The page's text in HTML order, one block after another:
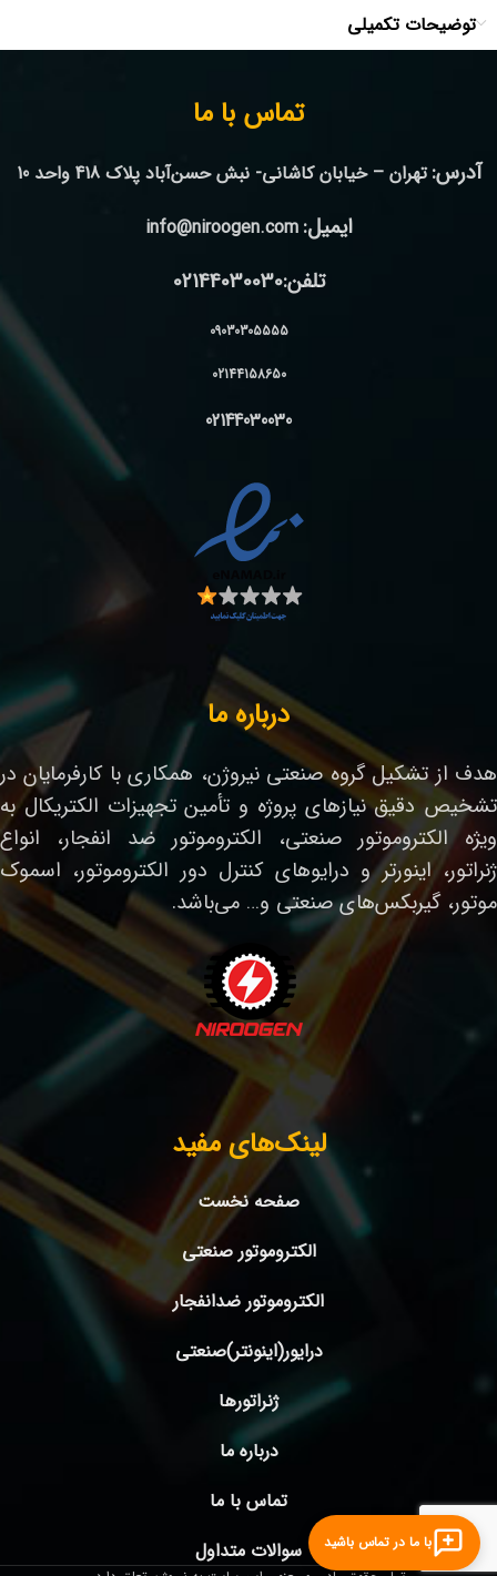
توضیحات تکمیلی
تماس با ما
آدرس: تهران – خیابان کاشانی- نبش حسن‌آباد پلاک 418 واحد 10
ایمیل: info@niroogen.com
تلفن:02144030030
09030305555
02144158650
02144030030
درباره ما
هدف از تشکیل گروه صنعتی نیروژن، همکاری با کارفرمایان در
تشخیص دقیق نیازهای پروژه و تأمین تجهیزات الکتریکال به
ویژه الکتروموتور صنعتی، الکتروموتور ضد انفجار، انواع
ژنراتور، اینورتر و درایوهای کنترل دور الکتروموتور، اسموک
موتور، گیربکس‌های صنعتی و… می‌باشد.
لینک‌های مفید
صفحه نخست
الکتروموتور صنعتی
الکتروموتور ضدانفجار
درایور(اینونتر)صنعتی
ژنراتورها
درباره ما
تماس با ما
سوالات متداول
با ما در تماس باشید